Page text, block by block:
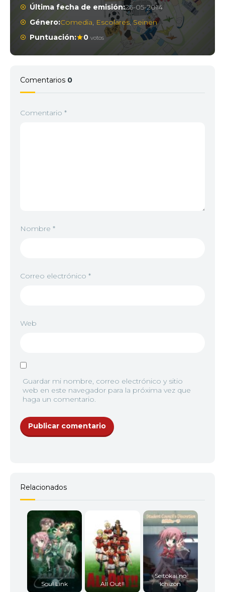
Última fecha de emisión:26-05-2014
Género:Comedia, Escolares,Seinen
Puntuación:
0 votos
Comentarios 0
Comentario *
Nombre *
Correo electrónico *
Web
Guardar mi nombre, correo electrónico y sitio
web en este navegador para la próxima vez que
haga un comentario.
Relacionados
Soul Link All Out!!
Seitokai no
Ichizon